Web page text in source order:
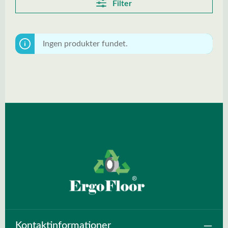
Filter
Ingen produkter fundet.
Kontaktinformationer